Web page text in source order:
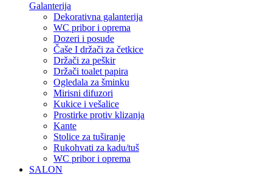
Galanterija
Dekorativna galanterija
WC pribor i oprema
Dozeri i posude
Čaše I držači za četkice
Držači za peškir
Držači toalet papira
Ogledala za šminku
Mirisni difuzori
Kukice i vešalice
Prostirke protiv klizanja
Kante
Stolice za tuširanje
Rukohvati za kadu/tuš
WC pribor i oprema
SALON